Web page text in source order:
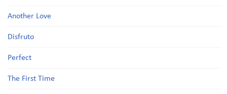
Another Love
Disfruto
Perfect
The First Time